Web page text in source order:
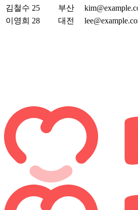
김철수 25 부산
이영희 28 대전